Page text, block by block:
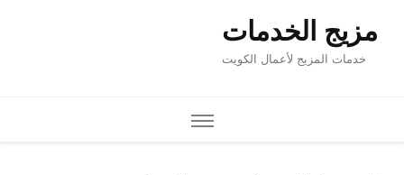
مزيج الخدمات
خدمات المزيج لأعمال الكويت